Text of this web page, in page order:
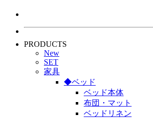
PRODUCTS
New
SET
家具
◆ベッド
ベッド本体
布団・マット
ベッドリネン